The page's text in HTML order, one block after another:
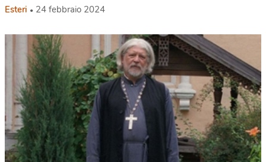
Esteri 24 febbraio 2024